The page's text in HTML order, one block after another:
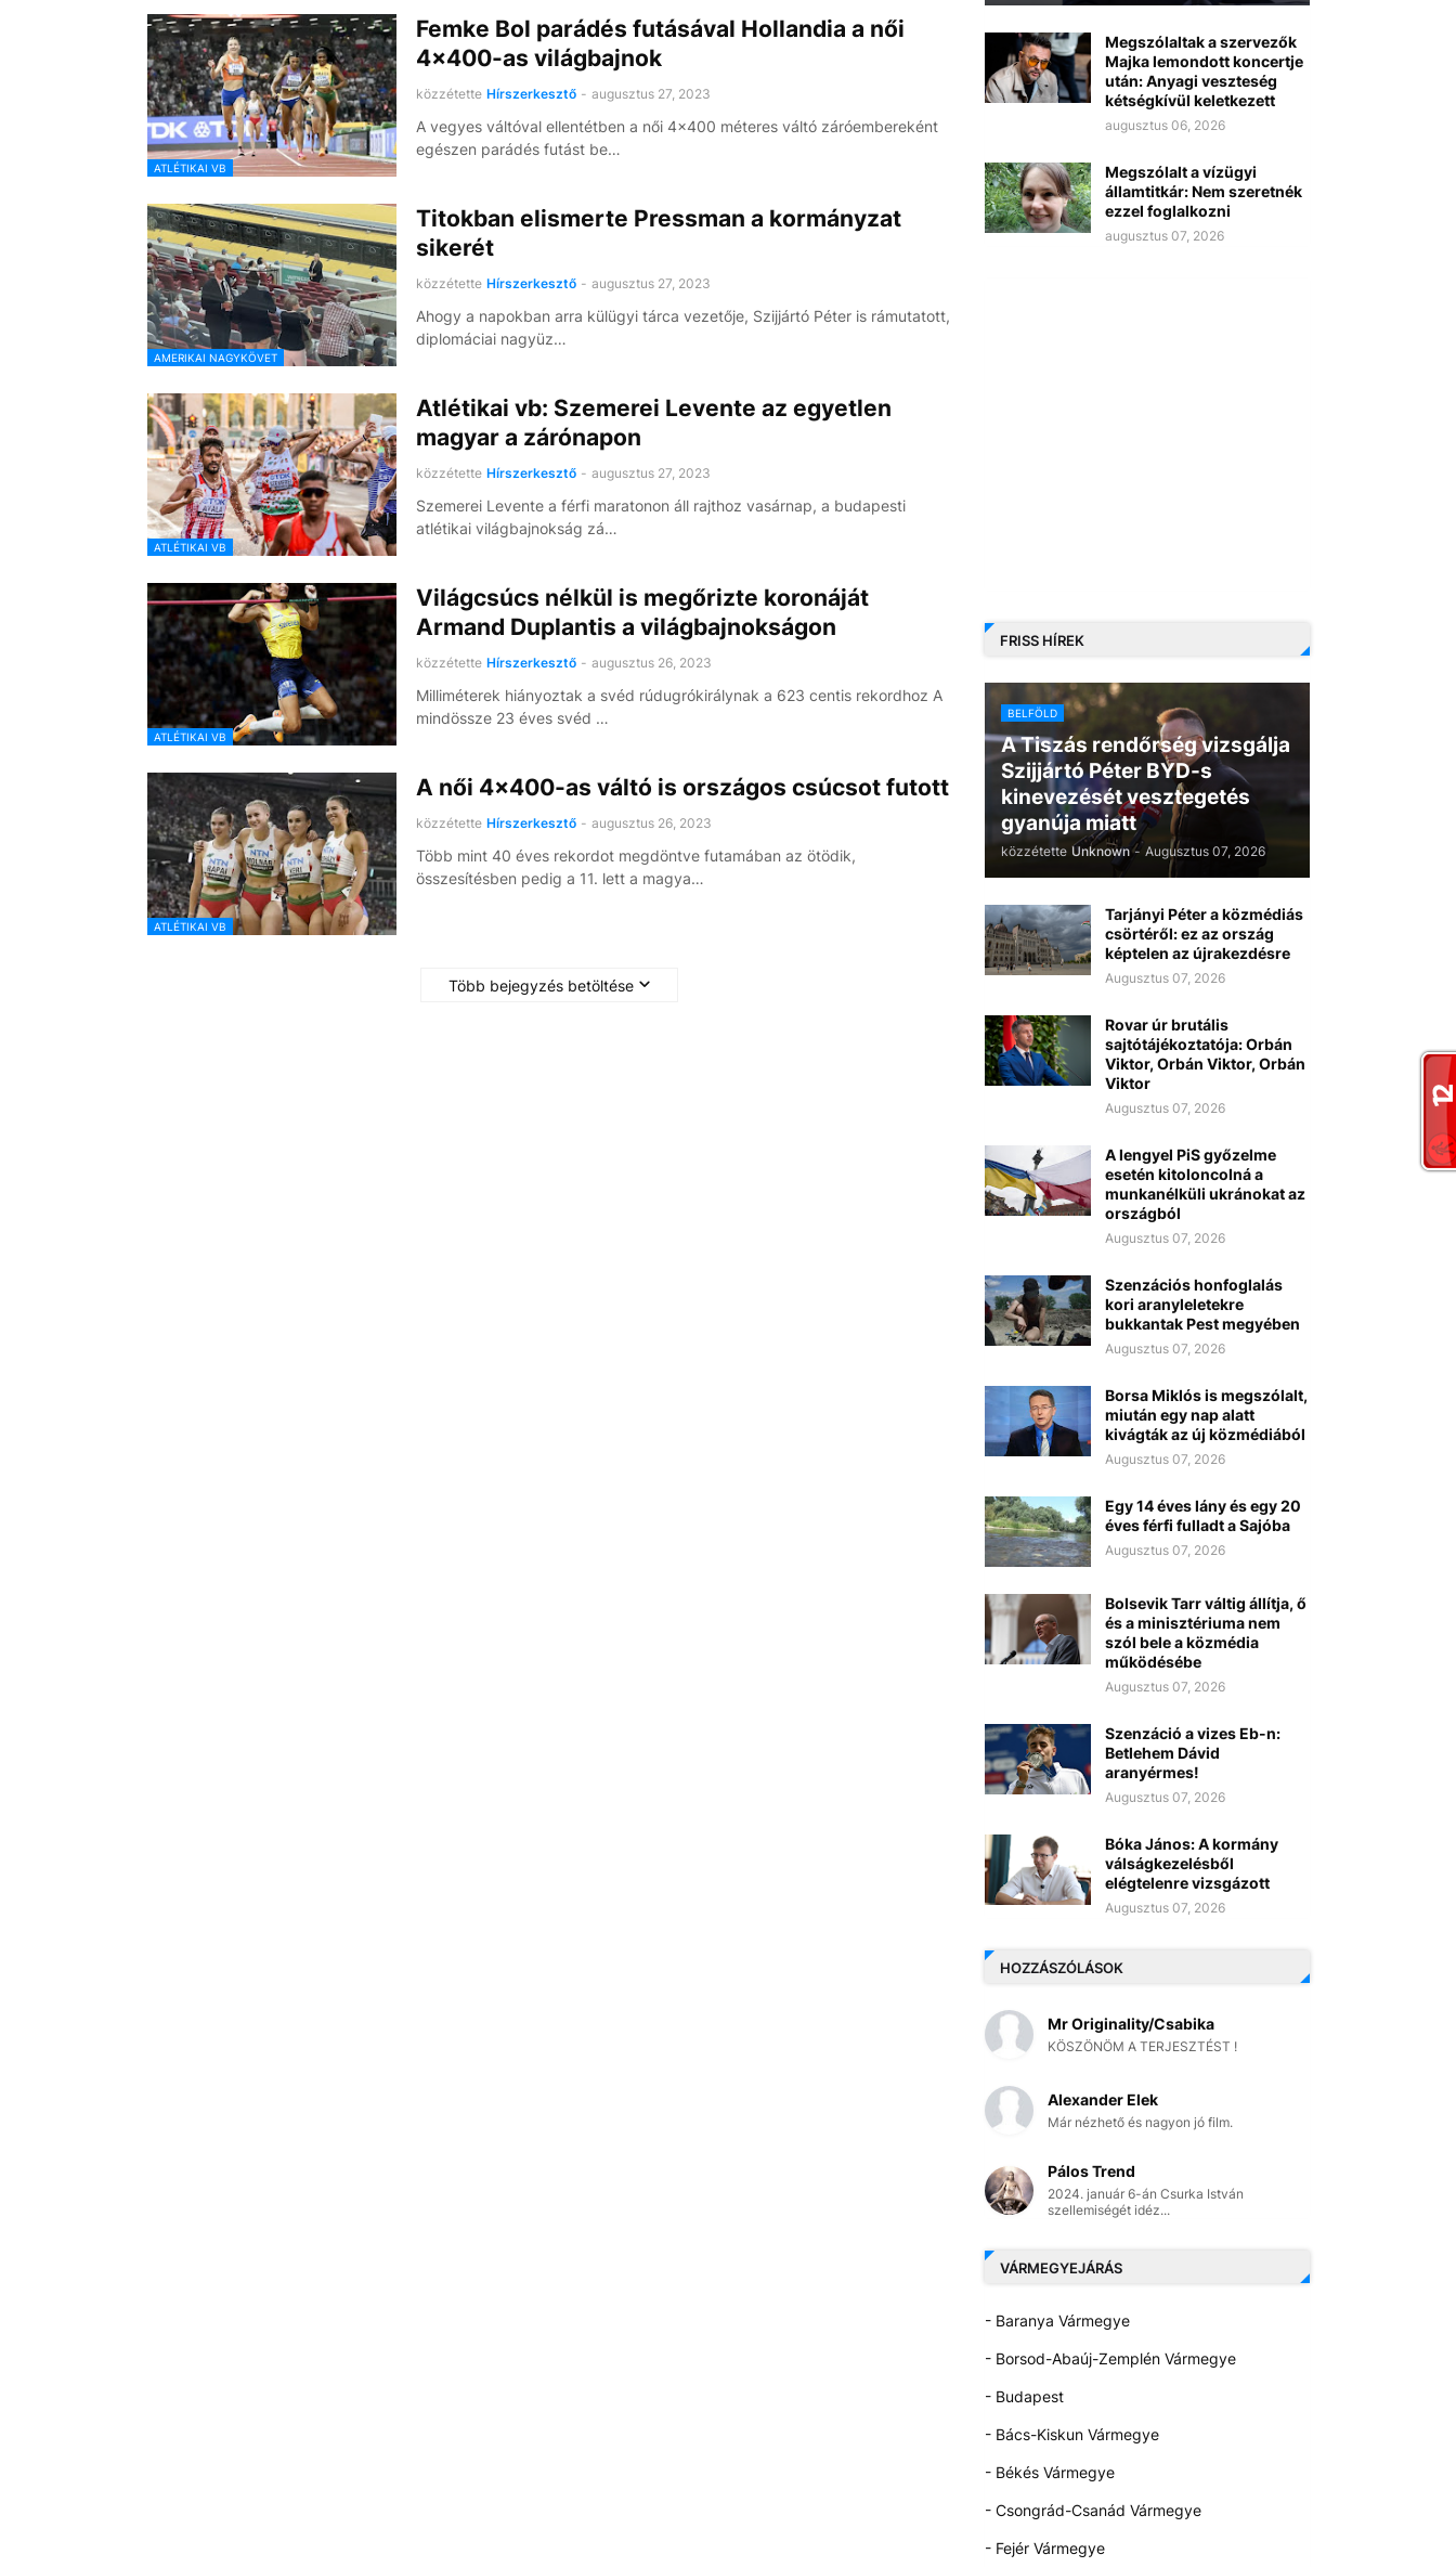
ATLÉTIKAI VB
Femke Bol parádés futásával Hollandia a női
4x400-as világbajnok
közzétette Hírszerkesztő - augusztus 27, 2023
A vegyes váltóval ellentétben a női 4x400 méteres váltó záróembereként
egészen parádés futást be…
AMERIKAI NAGYKÖVET
Titokban elismerte Pressman a kormányzat
sikerét
közzétette Hírszerkesztő - augusztus 27, 2023
Ahogy a napokban arra külügyi tárca vezetője, Szijjártó Péter is rámutatott,
diplomáciai nagyüz…
ATLÉTIKAI VB
Atlétikai vb: Szemerei Levente az egyetlen
magyar a zárónapon
közzétette Hírszerkesztő - augusztus 27, 2023
Szemerei Levente a férfi maratonon áll rajthoz vasárnap, a budapesti
atlétikai világbajnokság zá…
ATLÉTIKAI VB
Világcsúcs nélkül is megőrizte koronáját
Armand Duplantis a világbajnokságon
közzétette Hírszerkesztő - augusztus 26, 2023
Milliméterek hiányoztak a svéd rúdugrókirálynak a 623 centis rekordhoz A
mindössze 23 éves svéd …
ATLÉTIKAI VB
A női 4x400-as váltó is országos csúcsot futott
közzétette Hírszerkesztő - augusztus 26, 2023
Több mint 40 éves rekordot megdöntve futamában az ötödik,
összesítésben pedig a 11. lett a magya…
Több bejegyzés betöltése
Megszólaltak a szervezők
Majka lemondott koncertje
után: Anyagi veszteség
kétségkívül keletkezett
augusztus 06, 2026
Megszólalt a vízügyi
államtitkár: Nem szeretnék
ezzel foglalkozni
augusztus 07, 2026
FRISS HÍREK
BELFÖLD
A Tiszás rendőrség vizsgálja
Szijjártó Péter BYD-s
kinevezését vesztegetés
gyanúja miatt
közzétette Unknown - Augusztus 07, 2026
Tarjányi Péter a közmédiás
csörtéről: ez az ország
képtelen az újrakezdésre
Augusztus 07, 2026
Rovar úr brutális
sajtótájékoztatója: Orbán
Viktor, Orbán Viktor, Orbán
Viktor
Augusztus 07, 2026
A lengyel PiS győzelme
esetén kitoloncolná a
munkanélküli ukránokat az
országból
Augusztus 07, 2026
Szenzációs honfoglalás
kori aranyleletekre
bukkantak Pest megyében
Augusztus 07, 2026
Borsa Miklós is megszólalt,
miután egy nap alatt
kivágták az új közmédiából
Augusztus 07, 2026
Egy 14 éves lány és egy 20
éves férfi fulladt a Sajóba
Augusztus 07, 2026
Bolsevik Tarr váltig állítja, ő
és a minisztériuma nem
szól bele a közmédia
működésébe
Augusztus 07, 2026
Szenzáció a vizes Eb-n:
Betlehem Dávid
aranyérmes!
Augusztus 07, 2026
Bóka János: A kormány
válságkezelésből
elégtelenre vizsgázott
Augusztus 07, 2026
HOZZÁSZÓLÁSOK
Mr Originality/Csabika
KÖSZÖNÖM A TERJESZTÉST !
Alexander Elek
Már nézhető és nagyon jó film.
Pálos Trend
2024. január 6-án Csurka István
szellemiségét idéz...
VÁRMEGYEJÁRÁS
- Baranya Vármegye
- Borsod-Abaúj-Zemplén Vármegye
- Budapest
- Bács-Kiskun Vármegye
- Békés Vármegye
- Csongrád-Csanád Vármegye
- Fejér Vármegye